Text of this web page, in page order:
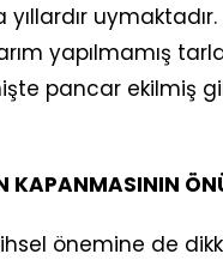
uymaktadır.
yapılmamış
pancar ekilmiş
KAPANMASININ
önemine de